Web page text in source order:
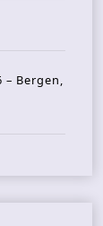
– Bergen,